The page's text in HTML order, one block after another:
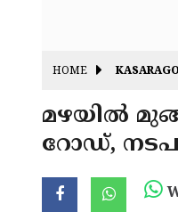
HOME
മഴയിൽ
റോഡ്,